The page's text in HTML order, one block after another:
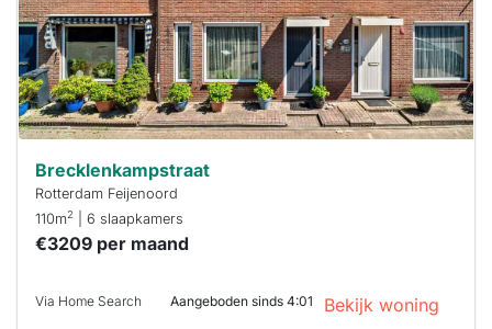
Stekkies helpt
je hierbij!
Brecklenkampstraat
Rotterdam Feijenoord
110m2 | 6 slaapkamers
€3209 per maand
Via Home Search Aangeboden sinds 4:01 Bekijk woning